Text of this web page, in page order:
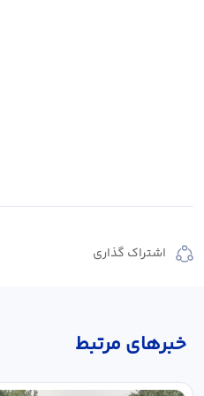
اشتراک گذاری
خبر‌های مرتبط